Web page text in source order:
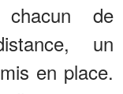
de
un
en place.